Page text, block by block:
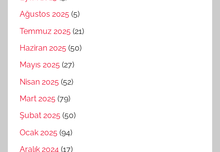
Ağustos 2025 (5)
Temmuz 2025 (21)
Haziran 2025 (50)
Mayıs 2025 (27)
Nisan 2025 (52)
Mart 2025 (79)
Şubat 2025 (50)
Ocak 2025 (94)
Aralık 2024 (17)